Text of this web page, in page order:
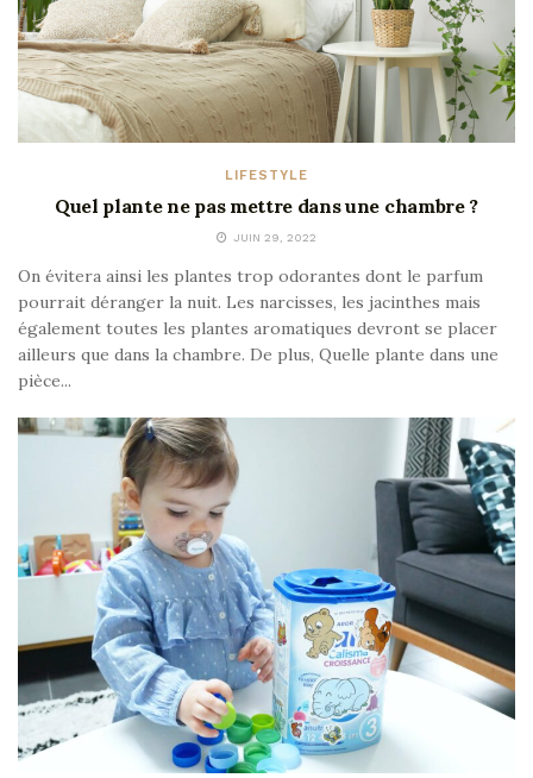
LIFESTYLE
Quel plante ne pas mettre dans une chambre ?
JUIN 29, 2022
On évitera ainsi les plantes trop odorantes dont le parfum
pourrait déranger la nuit. Les narcisses, les jacinthes mais
également toutes les plantes aromatiques devront se placer
ailleurs que dans la chambre. De plus, Quelle plante dans une
pièce...